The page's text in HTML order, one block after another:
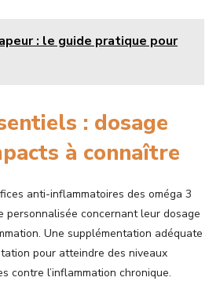
: le guide pratique pour
: dosage
à connaître
anti-inflammatoires des oméga 3
personnalisée concernant leur dosage
Une supplémentation adéquate
pour atteindre des niveaux
contre l’inflammation chronique.